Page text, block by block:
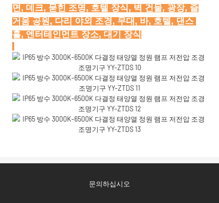
면, 데크, 묻힌 조명, 호텔 장식, 벽 건물, 광장, 즐
거움 공원, 다리 야외 조경, 무대, 바, 호텔, 댄스
문의하십시오